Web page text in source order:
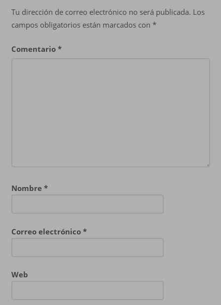
Tu dirección de correo electrónico no será publicada. Los
campos obligatorios están marcados con *
Comentario *
Nombre *
Correo electrónico *
Web